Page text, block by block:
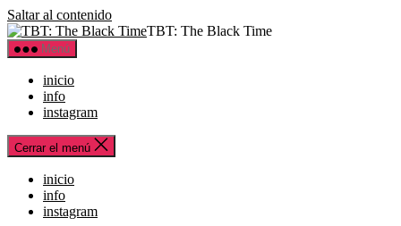
Saltar al contenido
TBT: The Black Time
Menú
inicio
info
instagram
Cerrar el menú
inicio
info
instagram